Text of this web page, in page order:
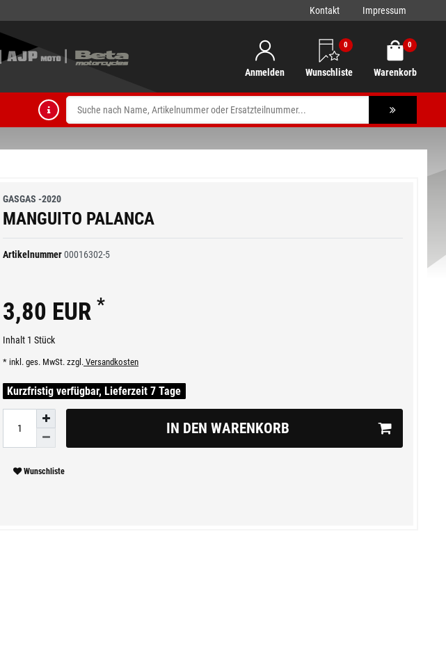
Kontakt Impressum
Anmelden
0
Wunschliste
0
Warenkorb
GASGAS -2020
MANGUITO PALANCA
Artikelnummer00016302-5
3,80 EUR *
Inhalt 1 Stück
* inkl. ges. MwSt. zzgl. Versandkosten
Kurzfristig verfügbar, Lieferzeit 7 Tage
IN DEN WARENKORB
Wunschliste